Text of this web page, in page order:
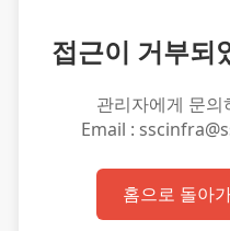
접근이 거부되
관리자에게 문의
Email :
홈으로 돌아